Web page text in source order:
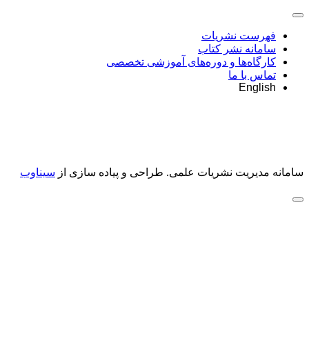
فهرست نشریات
سامانه نشر کتاب
کارگاه‌ها و دوره‌های آموزشی تخصصی
تماس با ما
English
سامانه مدیریت نشریات علمی. طراحی و پیاده سازی از سیناوب